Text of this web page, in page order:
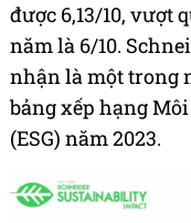
được 6,13/10, vượt
năm là 6/10.
nhận là một trong
bảng xếp hạng
(ESG) năm 2023.